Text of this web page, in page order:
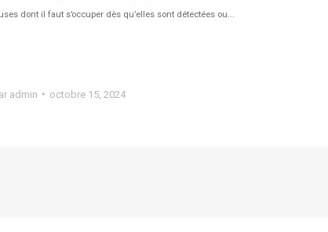
dont il faut s’occuper dès qu’elles sont détectées ou...
admin octobre 15, 2024